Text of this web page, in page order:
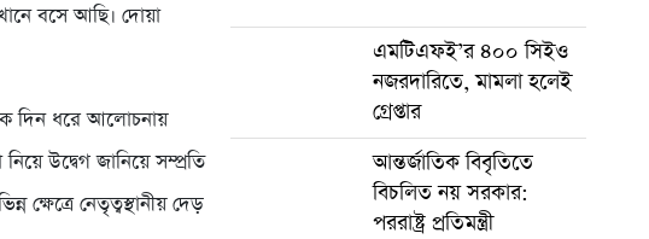
বসে আছি। দোয়া
দিন ধরে আলোচনায়
উদ্বেগ জানিয়ে সম্প্রতি
ক্ষেত্রে নেতৃত্বস্থানীয় দেড়
এমটিএফই’র ৪০০ সিইও
নজরদারিতে, মামলা হলেই
গ্রেপ্তার
আন্তর্জাতিক বিবৃতিতে
বিচলিত নয় সরকার:
পররাষ্ট্র প্রতিমন্ত্রী